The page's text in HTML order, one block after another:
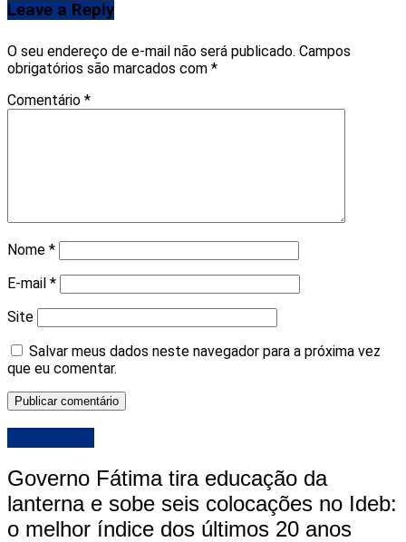
Leave a Reply
O seu endereço de e-mail não será publicado. Campos
obrigatórios são marcados com *
Comentário *
Nome *
E-mail *
Site
Salvar meus dados neste navegador para a próxima vez
que eu comentar.
Governo Fátima tira educação da
lanterna e sobe seis colocações no Ideb:
o melhor índice dos últimos 20 anos